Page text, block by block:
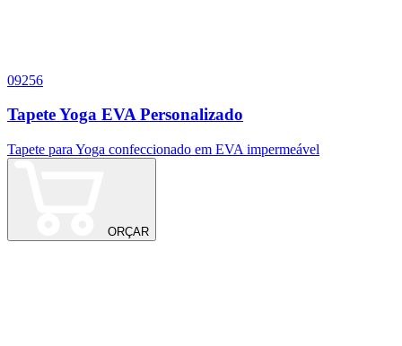
09256
Tapete Yoga EVA Personalizado
Tapete para Yoga confeccionado em EVA impermeável
ORÇAR